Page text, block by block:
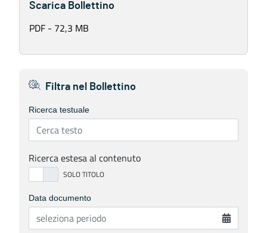
Scarica Bollettino
PDF - 72,3 MB
Filtra nel Bollettino
Ricerca testuale
Ricerca estesa al contenuto
Data documento